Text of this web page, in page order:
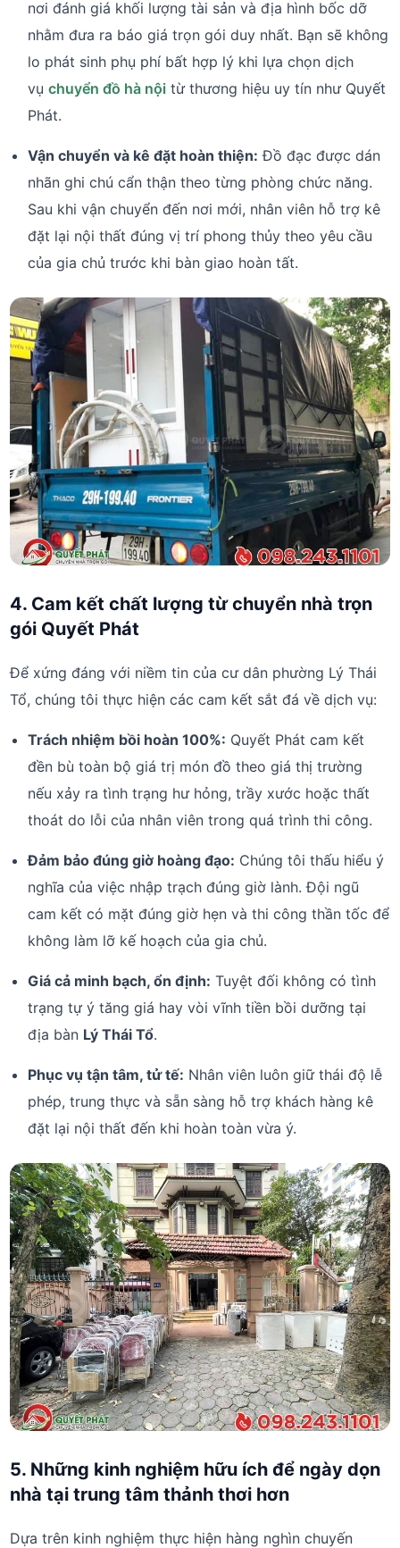
nơi đánh giá khối lượng tài sản và địa hình bốc dỡ
nhằm đưa ra báo giá trọn gói duy nhất. Bạn sẽ không
lo phát sinh phụ phí bất hợp lý khi lựa chọn dịch
vụchuyển đồ hà nội từ thương hiệu uy tín như Quyết
Phát.
Vận chuyển và kê đặt hoàn thiện: Đồ đạc được dán
nhãn ghi chú cẩn thận theo từng phòng chức năng.
Sau khi vận chuyển đến nơi mới, nhân viên hỗ trợ kê
đặt lại nội thất đúng vị trí phong thủy theo yêu cầu
của gia chủ trước khi bàn giao hoàn tất.
4. Cam kết chất lượng từ chuyển nhà trọn
gói Quyết Phát
Để xứng đáng với niềm tin của cư dân phường Lý Thái
Tổ, chúng tôi thực hiện các cam kết sắt đá về dịch vụ:
Trách nhiệm bồi hoàn 100%: Quyết Phát cam kết
đền bù toàn bộ giá trị món đồ theo giá thị trường
nếu xảy ra tình trạng hư hỏng, trầy xước hoặc thất
thoát do lỗi của nhân viên trong quá trình thi công.
Đảm bảo đúng giờ hoàng đạo: Chúng tôi thấu hiểu ý
nghĩa của việc nhập trạch đúng giờ lành. Đội ngũ
cam kết có mặt đúng giờ hẹn và thi công thần tốc để
không làm lỡ kế hoạch của gia chủ.
Giá cả minh bạch, ổn định: Tuyệt đối không có tình
trạng tự ý tăng giá hay vòi vĩnh tiền bồi dưỡng tại
địa bàn Lý Thái Tổ.
Phục vụ tận tâm, tử tế: Nhân viên luôn giữ thái độ lễ
phép, trung thực và sẵn sàng hỗ trợ khách hàng kê
đặt lại nội thất đến khi hoàn toàn vừa ý.
5. Những kinh nghiệm hữu ích để ngày dọn
nhà tại trung tâm thảnh thơi hơn
Dựa trên kinh nghiệm thực hiện hàng nghìn chuyến